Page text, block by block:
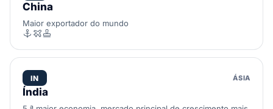
China
Maior exportador do mundo
IN ÁSIA
Índia